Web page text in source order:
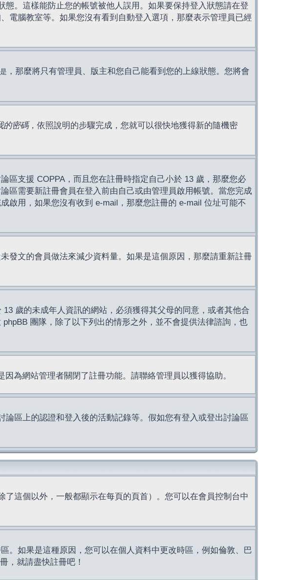
。這樣能防止您的帳號被他人誤用。如果要保持登入狀態請在登
電腦教室等。如果您沒有看到自動登入選項，那麼表示管理員已經
是 ，那麼將只有管理員、版主和您自己能看到您的上線狀態。您將會
的密碼，依照說明的步驟完成，您就可以很快地獲得新的隨機密
區支援 COPPA，而且您在註冊時指定自己小於 13 歲，那麼您必
區需要新註冊會員在登入前由自己或由管理員啟用帳號。當您完成
啟用，如果您沒有收到 e-mail，那麼您註冊的 e-mail 位址可能不
發文的會員做法來減少資料量。如果是這個原因，那麼請重新註冊
歲的未成年人資訊的網站，必須獲得其父母的同意，或者其他合
團隊，除了以下列出的情形之外，並不會提供法律諮詢，也
為網站管理者關閉了註冊功能。請聯絡管理員以獲得協助。
區上的認證和登入後的活動記錄等。假如您有登入或登出討論區
了這個以外，一般都顯示在每頁的頁首）。您可以在會員控制台中
。如果是這種原因，您可以在個人資料中更改時區，例如倫敦、巴
，就請盡快註冊吧！